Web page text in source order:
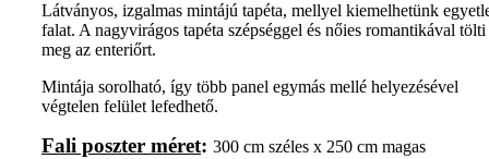
Látványos, izgalmas mintájú tapéta, mellyel kiemelhetünk
falat. A nagyvirágos tapéta szépséggel és nőies romantikával tölti
meg az enteriőrt.
Mintája sorolható, így több panel egymás mellé helyezésével
végtelen felület lefedhető.
Fali poszter méret: 300 cm széles x 250 cm magas